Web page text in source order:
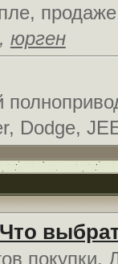
юрген
Dodge,
покупки.